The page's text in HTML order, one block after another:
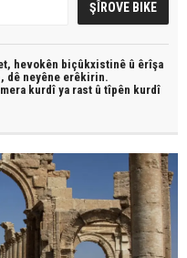
hevokên biçûkxistinê û êrîşa
dê neyêne erêkirin.
kurdî ya rast û tîpên kurdî